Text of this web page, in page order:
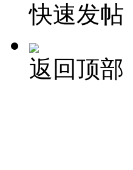
快速发帖
返回顶部